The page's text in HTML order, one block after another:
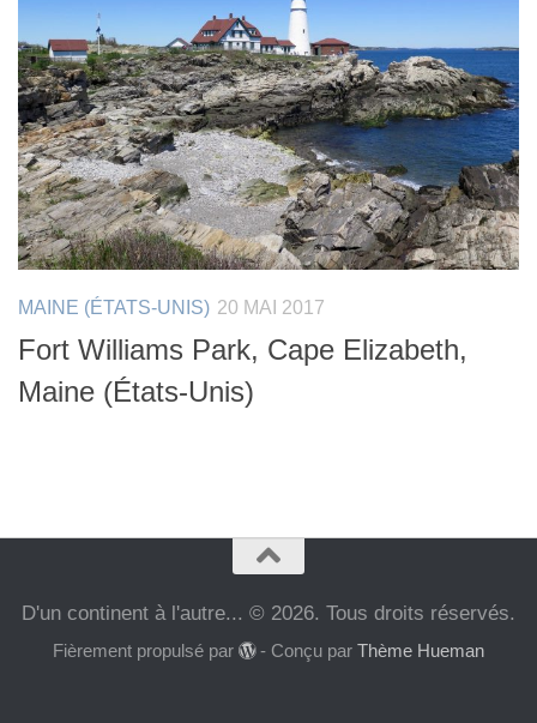
MAINE (ÉTATS-UNIS) 20 MAI 2017
Fort Williams Park, Cape Elizabeth,
Maine (États-Unis)
D'un continent à l'autre... © 2026. Tous droits réservés.
Fièrement propulsé par - Conçu parThème Hueman